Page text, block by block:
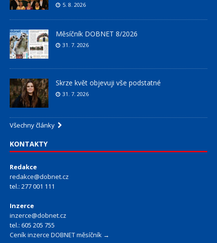
5. 8. 2026
Měsíčník DOBNET 8/2026
31. 7. 2026
Skrze květ objevuji vše podstatné
31. 7. 2026
Všechny články
KONTAKTY
Redakce
redakce@dobnet.cz
tel.: 277 001 111
Inzerce
inzerce@dobnet.cz
tel.: 605 205 755
Ceník inzerce DOBNET měsíčník →